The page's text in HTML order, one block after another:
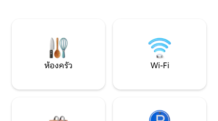
เตียงโซฟอนได้ 7 ค
ห้องครัว Wi-Fi